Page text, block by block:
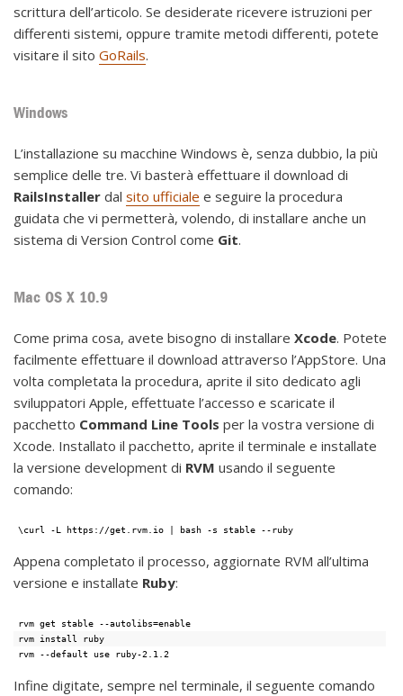
scrittura dell’articolo. Se desiderate ricevere istruzioni per
differenti sistemi, oppure tramite metodi differenti, potete
visitare il sito GoRails.
Windows
L’installazione su macchine Windows è, senza dubbio, la più
semplice delle tre. Vi basterà effettuare il download di
RailsInstaller dal sito ufficiale e seguire la procedura
guidata che vi permetterà, volendo, di installare anche un
sistema di Version Control come Git.
Mac OS X 10.9
Come prima cosa, avete bisogno di installare Xcode. Potete
facilmente effettuare il download attraverso l’AppStore. Una
volta completata la procedura, aprite il sito dedicato agli
sviluppatori Apple, effettuate l’accesso e scaricate il
pacchetto Command Line Tools per la vostra versione di
Xcode. Installato il pacchetto, aprite il terminale e installate
la versione development di RVM usando il seguente
comando:
\curl -L https://get.rvm.io | bash -s stable --ruby
Appena completato il processo, aggiornate RVM all’ultima
versione e installate Ruby:
rvm get stable --autolibs=enable
rvm install ruby
rvm --default use ruby-2.1.2
Infine digitate, sempre nel terminale, il seguente comando